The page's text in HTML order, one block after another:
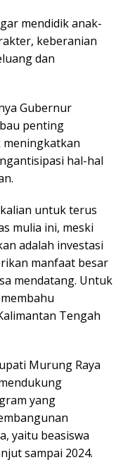
mendidik anak-
keberanian
dan
Gubernur
penting
hal-hal
untuk terus
mulia ini, meski
adalah investasi
manfaat besar
mendatang. Untuk
Tengah
Murung Raya
yang
yaitu beasiswa
sampai 2024.